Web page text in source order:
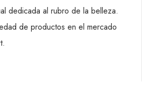
dedicada al rubro de la belleza.
de productos en el mercado